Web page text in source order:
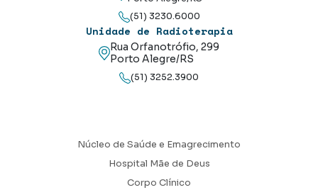
(51) 3230.6000
Unidade de Radioterapia
Rua Orfanotrófio, 299
Porto Alegre/RS
(51) 3252.3900
Núcleo de Saúde e Emagrecimento
Hospital Mãe de Deus
Corpo Clínico